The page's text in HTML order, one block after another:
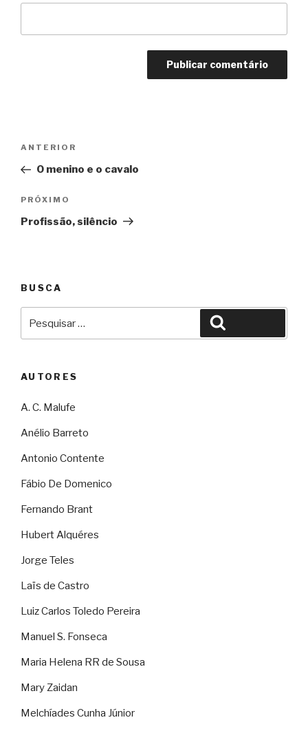
Post
Anterior
ANTERIOR
O menino e o cavalo
Próximo
PRÓXIMO
Profissão, silêncio
BUSCA
por:
AUTORES
A. C. Malufe
Anélio Barreto
Antonio Contente
Fábio De Domenico
Fernando Brant
Hubert Alquéres
Jorge Teles
Laïs de Castro
Luiz Carlos Toledo Pereira
Manuel S. Fonseca
Maria Helena RR de Sousa
Mary Zaidan
Melchíades Cunha Júnior